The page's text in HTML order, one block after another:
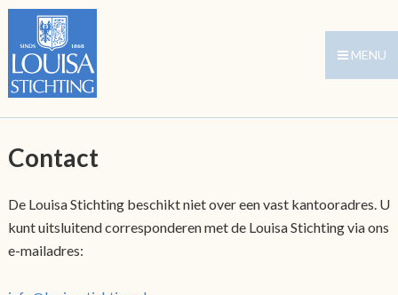
MENU
Contact
De Louisa Stichting beschikt niet over een vast kantooradres. U
kunt uitsluitend corresponderen met de Louisa Stichting via ons
e-mailadres: